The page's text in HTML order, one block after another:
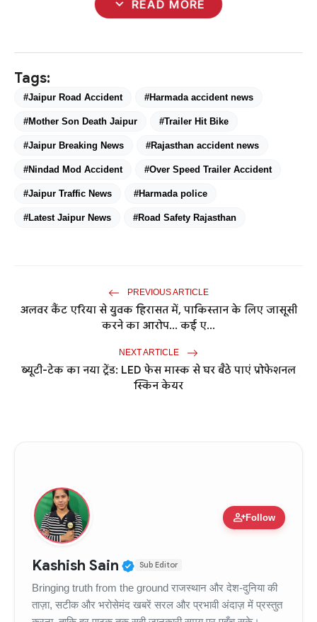
expand_more READ MORE
Tags:
#Jaipur Road Accident #Harmada accident news
#Mother Son Death Jaipur #Trailer Hit Bike
#Jaipur Breaking News #Rajasthan accident news
#Nindad Mod Accident #Over Speed Trailer Accident
#Jaipur Traffic News #Harmada police
#Latest Jaipur News #Road Safety Rajasthan
PREVIOUS ARTICLE
अलवर कैंट एरिया से युवक हिरासत में, पाकिस्तान के लिए जासूसी
करने का आरोप... कई ए...
NEXT ARTICLE
ब्यूटी-टेक का नया ट्रेंड: LED फेस मास्क से घर बैठे पाएं प्रोफेशनल
स्किन केयर
person_addFollow
Kashish Sain Verified Public Figure •
Sub Editor
Bringing truth from the ground राजस्थान और देश-दुनिया की
ताज़ा, सटीक और भरोसेमंद खबरें सरल और प्रभावी अंदाज़ में प्रस्तुत